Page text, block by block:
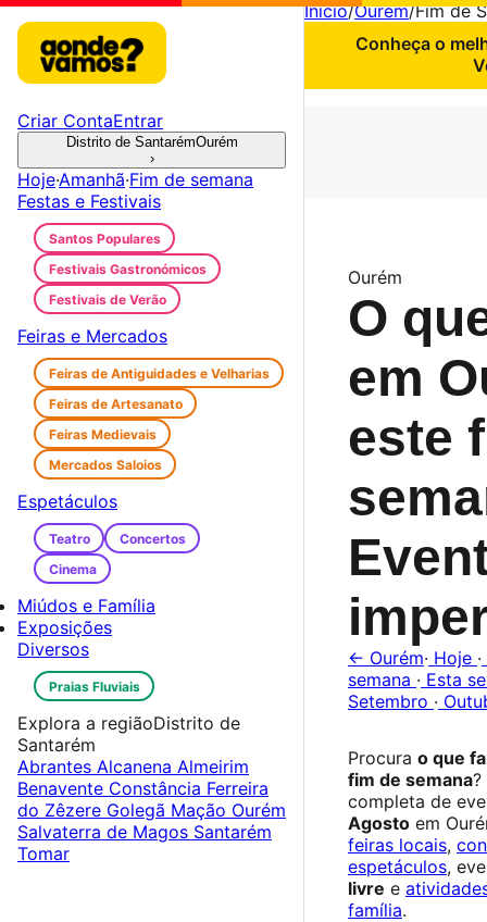
Início/Ourém/Fim de
Conheça o
Ourém
O
em
este
← Ourém· Hoje ·
semana · Esta
Setembro ·
Procura o que
fim de semana?
completa de
Agosto em
feiras locais,
espetáculos,
livre e
família.
Criar ContaEntrar
Distrito de SantarémOurém
›
Hoje·Amanhã·Fim de semana
Festas e Festivais
Santos Populares
Festivais Gastronómicos
Festivais de Verão
Feiras e Mercados
Feiras de Antiguidades e Velharias
Feiras de Artesanato
Feiras Medievais
Mercados Saloios
Espetáculos
Teatro
Concertos
Cinema
Miúdos e Família
Exposições
Diversos
Praias Fluviais
Explora a regiãoDistrito de
Santarém
Abrantes Alcanena Almeirim
Benavente Constância Ferreira
do Zêzere Golegã Mação Ourém
Salvaterra de Magos Santarém
Tomar